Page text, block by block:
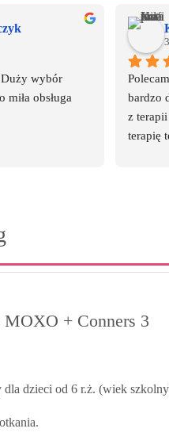
wybór
miła obsługa
bardzo
z
terapię
+ Conners 3
dla dzieci od 6 r.ż. (wiek